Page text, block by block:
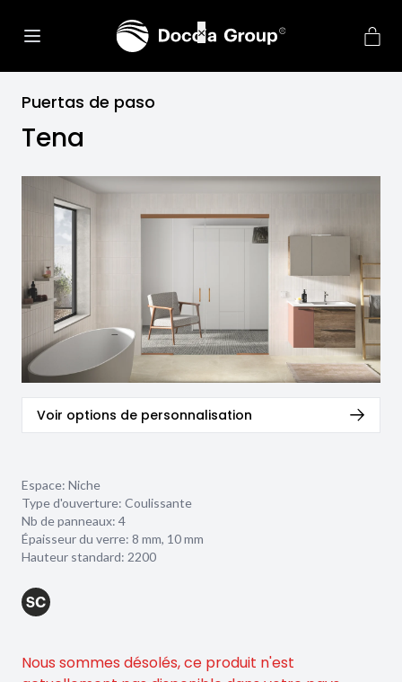
Puertas de paso
Tena
Voir options de personnalisation
Espace: Niche
Type d'ouverture: Coulissante
Nb de panneaux: 4
Épaisseur du verre: 8 mm, 10 mm
Hauteur standard: 2200
Nous sommes désolés, ce produit n'est